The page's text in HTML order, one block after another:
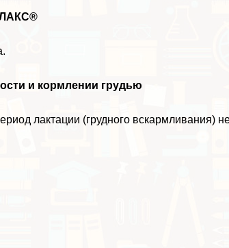
и кормлении гpyдью
лактации (грудного вскармливания)